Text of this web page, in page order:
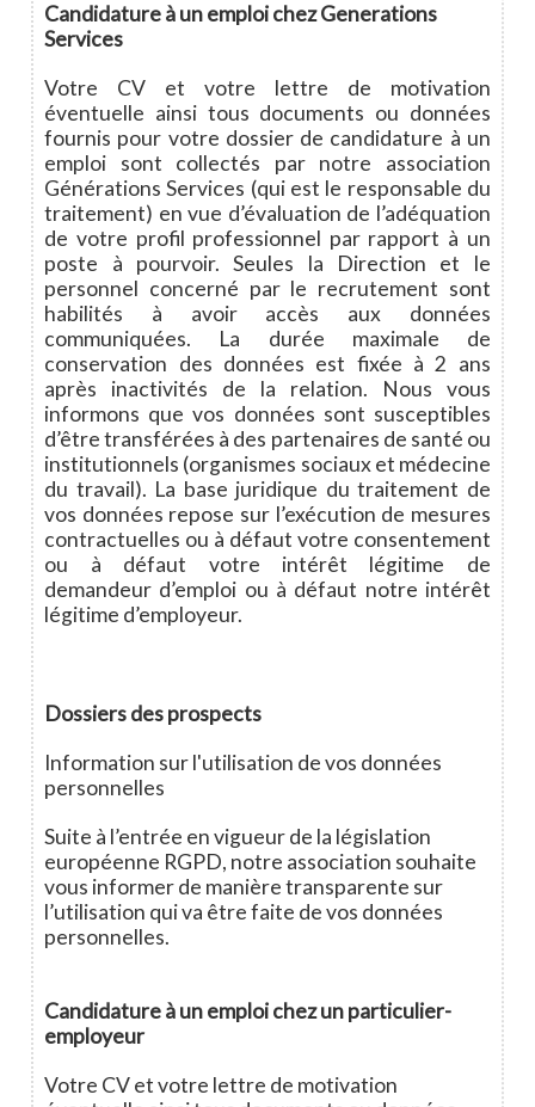
Candidature à un emploi chez Generations
Services
Votre CV et votre lettre de motivation
éventuelle ainsi tous documents ou données
fournis pour votre dossier de candidature à un
emploi sont collectés par notre association
Générations Services (qui est le responsable du
traitement) en vue d’évaluation de l’adéquation
de votre profil professionnel par rapport à un
poste à pourvoir. Seules la Direction et le
personnel concerné par le recrutement sont
habilités à avoir accès aux données
communiquées. La durée maximale de
conservation des données est fixée à 2 ans
après inactivités de la relation. Nous vous
informons que vos données sont susceptibles
d’être transférées à des partenaires de santé ou
institutionnels (organismes sociaux et médecine
du travail). La base juridique du traitement de
vos données repose sur l’exécution de mesures
contractuelles ou à défaut votre consentement
ou à défaut votre intérêt légitime de
demandeur d’emploi ou à défaut notre intérêt
légitime d’employeur.
Dossiers des prospects
Information sur l'utilisation de vos données
personnelles
Suite à l’entrée en vigueur de la législation
européenne RGPD, notre association souhaite
vous informer de manière transparente sur
l’utilisation qui va être faite de vos données
personnelles.
Candidature à un emploi chez un particulier-
employeur
Votre CV et votre lettre de motivation